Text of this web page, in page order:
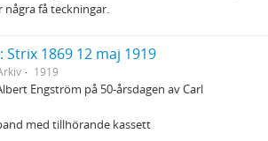
några få teckningar.
1869 12 maj 1919
1919
Engström på 50-årsdagen av Carl
med tillhörande kassett